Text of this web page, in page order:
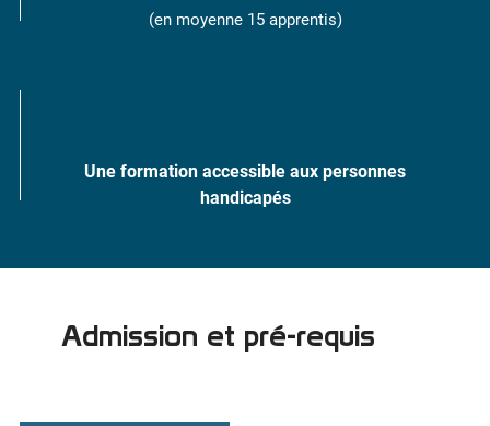
(en moyenne 15 apprentis)
Une formation accessible aux personnes
handicapés
Admission et pré-requis